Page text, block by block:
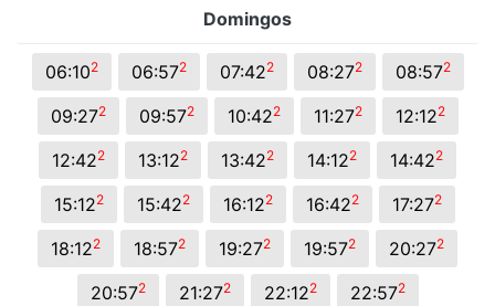
Domingos
06:102 06:572 07:422 08:272 08:572
09:272 09:572 10:422 11:272 12:122
12:422 13:122 13:422 14:122 14:422
15:122 15:422 16:122 16:422 17:272
18:122 18:572 19:272 19:572 20:272
20:572 21:272 22:122 22:572